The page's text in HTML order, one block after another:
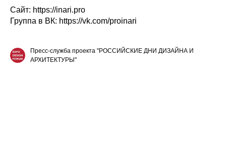
Сайт: https://inari.pro
Группа в ВК: https://vk.com/proinari
Пресс-служба проекта "РОССИЙСКИЕ ДНИ ДИЗАЙНА И
АРХИТЕКТУРЫ"